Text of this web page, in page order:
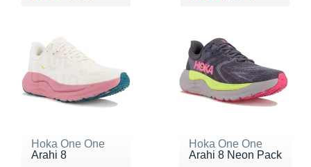
Hoka One One
Arahi 8
Hoka One One
Arahi 8 Neon Pack